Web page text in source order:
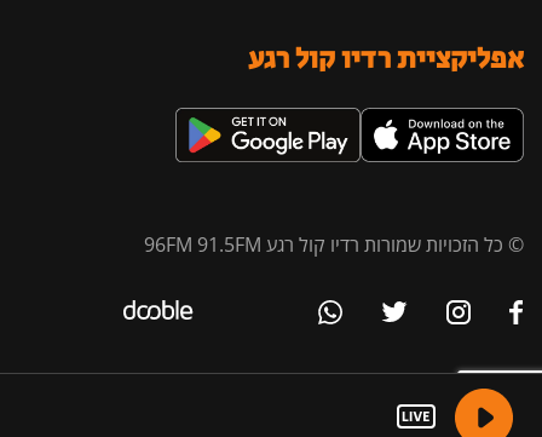
אפליקציית רדיו קול רגע
© כל הזכויות שמורות רדיו קול רגע 96FM 91.5FM